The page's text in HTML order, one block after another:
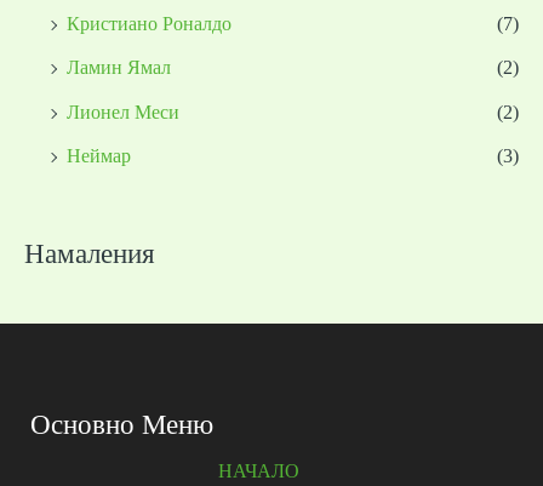
Кристиано Роналдо
(7)
Ламин Ямал
(2)
Лионел Меси
(2)
Неймар
(3)
Намаления
Основно Меню
НАЧАЛО